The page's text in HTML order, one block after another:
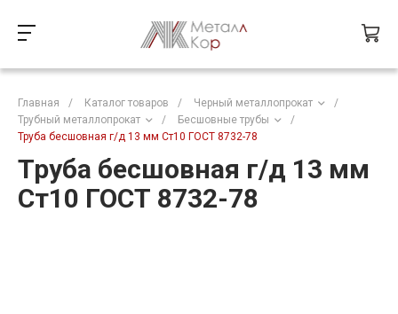
Главная / Каталог товаров / Черный металлопрокат
/
Трубный металлопрокат
/ Бесшовные трубы
/
Труба бесшовная г/д 13 мм Ст10 ГОСТ 8732-78
Труба бесшовная г/д 13 мм
Ст10 ГОСТ 8732-78